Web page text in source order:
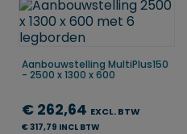
Aanbouwstelling MultiPlus150
- 2500 x 1300 x 600
€ 262,64 EXCL. BTW
€ 317,79 INCL BTW